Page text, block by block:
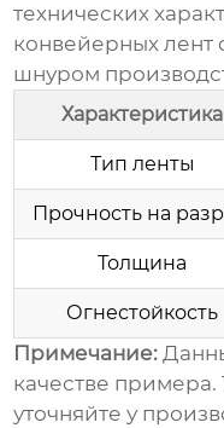
технических
конвейерных лент
шнуром
Характеристика
Тип ленты
Прочность на
Толщина
Огнестойкость
Примечание:
качестве примера.
уточняйте у